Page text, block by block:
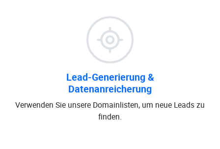
Lead-Generierung &
Datenanreicherung
Verwenden Sie unsere Domainlisten, um neue Leads zu
finden.